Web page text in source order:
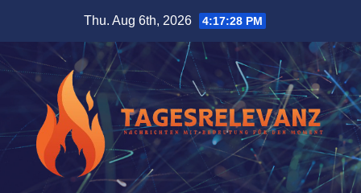
content
Thu. Aug 6th, 2026 4:17:29 PM